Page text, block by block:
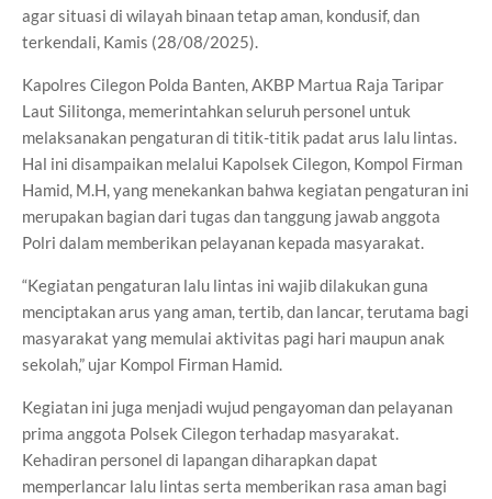
agar situasi di wilayah binaan tetap aman, kondusif, dan
terkendali, Kamis (28/08/2025).
Kapolres Cilegon Polda Banten, AKBP Martua Raja Taripar
Laut Silitonga, memerintahkan seluruh personel untuk
melaksanakan pengaturan di titik-titik padat arus lalu lintas.
Hal ini disampaikan melalui Kapolsek Cilegon, Kompol Firman
Hamid, M.H, yang menekankan bahwa kegiatan pengaturan ini
merupakan bagian dari tugas dan tanggung jawab anggota
Polri dalam memberikan pelayanan kepada masyarakat.
“Kegiatan pengaturan lalu lintas ini wajib dilakukan guna
menciptakan arus yang aman, tertib, dan lancar, terutama bagi
masyarakat yang memulai aktivitas pagi hari maupun anak
sekolah,” ujar Kompol Firman Hamid.
Kegiatan ini juga menjadi wujud pengayoman dan pelayanan
prima anggota Polsek Cilegon terhadap masyarakat.
Kehadiran personel di lapangan diharapkan dapat
memperlancar lalu lintas serta memberikan rasa aman bagi